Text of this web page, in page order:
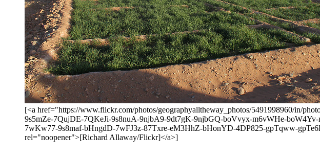
[<a href="https://www.flickr.com/photos/geographyalltheway_photos/5491998960/in/
9s5mZe-7QujDE-7QKeJi-9s8nuA-9njbA9-9dt7gK-9njbGQ-boVvyx-m6vWHe-
7wKw77-9s8maf-bHngdD-7wFJ3z-87Txre-eM3HhZ-bHonYD-4DP825-gpTqww-
rel="noopener">[Richard Allaway/Flickr]</a>]